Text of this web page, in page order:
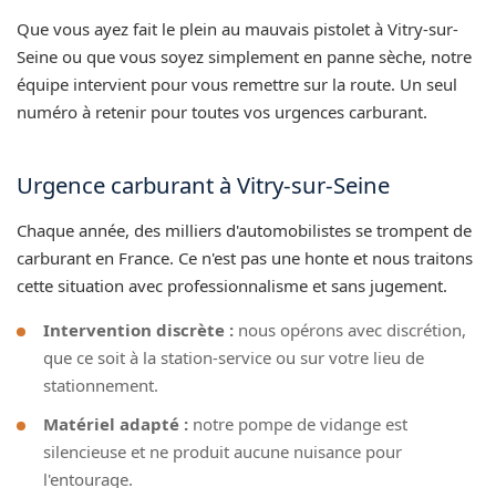
Que vous ayez fait le plein au mauvais pistolet à Vitry-sur-
Seine ou que vous soyez simplement en panne sèche, notre
équipe intervient pour vous remettre sur la route. Un seul
numéro à retenir pour toutes vos urgences carburant.
Urgence carburant à Vitry-sur-Seine
Chaque année, des milliers d'automobilistes se trompent de
carburant en France. Ce n'est pas une honte et nous traitons
cette situation avec professionnalisme et sans jugement.
Intervention discrète : nous opérons avec discrétion,
que ce soit à la station-service ou sur votre lieu de
stationnement.
Matériel adapté : notre pompe de vidange est
silencieuse et ne produit aucune nuisance pour
l'entourage.